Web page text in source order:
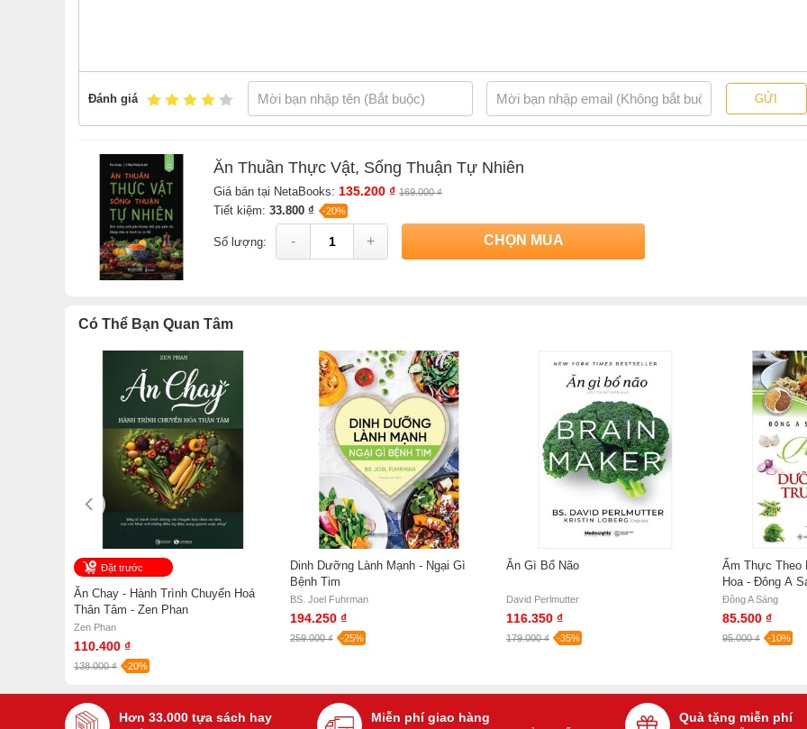
Ăn Thuần Thực Vật, Sống Thuận Tự Nhiên Eliza Savage
, có bán tại Nhà sách online NetaBooks với ưu đãi
Bao sách miễn phí và Gian hàng NetaBooks tại Tiki với ưu đãi Bao sách miễn phí và tặng Bookmark
Đánh giá GỬI
Ăn Thuần Thực Vật, Sống Thuận Tự Nhiên
Giá bán tại NetaBooks: 135.200 ₫ 169.000 ₫
Tiết kiệm: 33.800 ₫ -20%
Số lượng: - + CHỌN MUA
Có Thể Bạn Quan Tâm
Đặt trước
Ăn Chay - Hành Trình Chuyển Hoá
Thân Tâm - Zen Phan
Zen Phan
110.400 ₫
138.000 ₫ -20%
Dinh Dưỡng Lành Mạnh - Ngại Gì
Bệnh Tim
BS. Joel Fuhrman
194.250 ₫
259.000 ₫ -25%
Ăn Gì Bổ Não
David Perlmutter
116.350 ₫
179.000 ₫ -35%
Ẩm Thực Theo
Hoa - Đông A
Đông A Sáng
85.500 ₫
95.000 ₫ -10%
Hơn 33.000 tựa sách hay Miễn phí giao hàng Quà tặng miễn phí